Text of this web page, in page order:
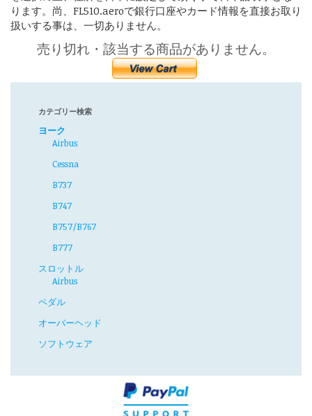
ります。尚、FL510.aeroで銀行口座やカード情報を直接お取り
扱いする事は、一切ありません。
売り切れ・該当する商品がありません。
カテゴリー検索
ヨーク
Airbus
Cessna
B737
B747
B757/B767
B777
スロットル
Airbus
ペダル
オーバーヘッド
ソフトウェア